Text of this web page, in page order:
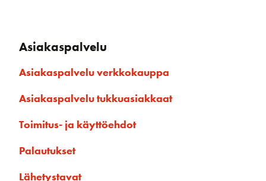
Asiakaspalvelu
Asiakaspalvelu verkkokauppa
Asiakaspalvelu tukkuasiakkaat
Toimitus- ja käyttöehdot
Palautukset
Lähetystavat